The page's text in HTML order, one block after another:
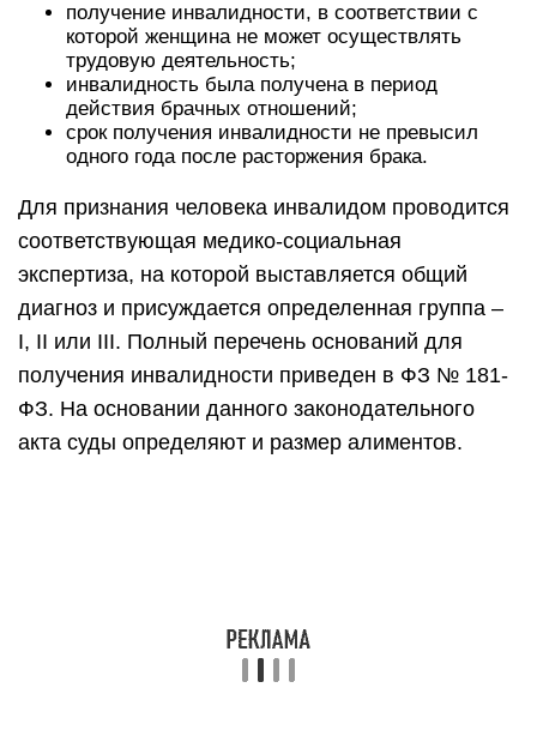
получение инвалидности, в соответствии с
которой женщина не может осуществлять
трудовую деятельность;
инвалидность была получена в период
действия брачных отношений;
срок получения инвалидности не превысил
одного года после расторжения брака.
Для признания человека инвалидом проводится
соответствующая медико-социальная
экспертиза, на которой выставляется общий
диагноз и присуждается определенная группа –
I, II или III. Полный перечень оснований для
получения инвалидности приведен в ФЗ № 181-
ФЗ. На основании данного законодательного
акта суды определяют и размер алиментов.